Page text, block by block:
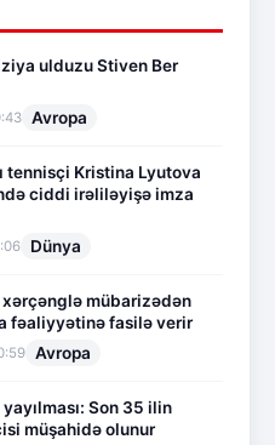
ulduzu Stiven Ber
Avropa
tennisçi Kristina Lyutova
ciddi irəliləyişə imza
Dünya
mübarizədən
fəaliyyətinə fasilə verir
Avropa
Son 35 ilin
müşahidə olunur